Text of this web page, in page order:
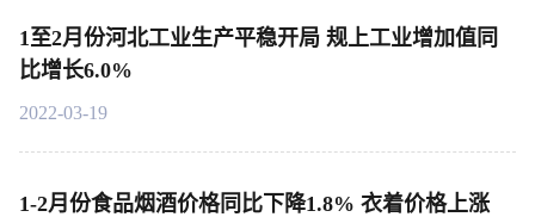
1至2月份河北工业生产平稳开局 规上工业增加值同
比增长6.0%
2022-03-19
1-2月份食品烟酒价格同比下降1.8% 衣着价格上涨